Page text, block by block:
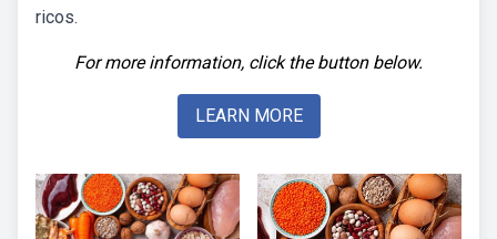
ricos.
For more information, click the button below.
LEARN MORE